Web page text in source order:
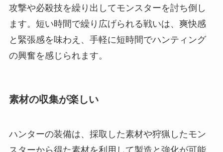
攻撃や必殺技を繰り出してモンスターを討ち倒し
ます。短い時間で繰り広げられる戦いは、爽快感
と緊張感を味わえ、手軽に短時間でハンティング
の興奮を感じられます。
素材の収集が楽しい
ハンターの装備は、採取した素材や狩猟したモン
スターから得た素材を利用して製造と強化が可能